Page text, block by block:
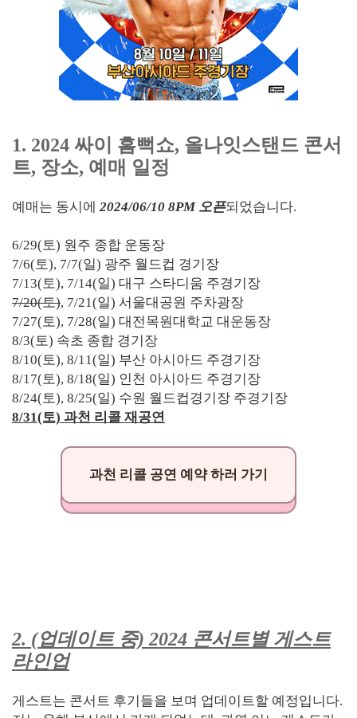
1. 2024 싸이 흠뻑쇼, 올나잇스탠드 콘서
트, 장소, 예매 일정
예매는 동시에 2024/06/10 8PM 오픈되었습니다.
6/29(토) 원주 종합 운동장
7/6(토), 7/7(일) 광주 월드컵 경기장
7/13(토), 7/14(일) 대구 스타디움 주경기장
7/20(토), 7/21(일) 서울대공원 주차광장
7/27(토), 7/28(일) 대전목원대학교 대운동장
8/3(토) 속초 종합 경기장
8/10(토), 8/11(일) 부산 아시아드 주경기장
8/17(토), 8/18(일) 인천 아시아드 주경기장
8/24(토), 8/25(일) 수원 월드컵경기장 주경기장
8/31(토) 과천 리콜 재공연
과천 리콜 공연 예약 하러 가기
2. (업데이트 중) 2024 콘서트별 게스트
라인업
게스트는 콘서트 후기들을 보며 업데이트할 예정입니다.